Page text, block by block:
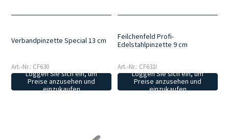
Verbandpinzette Special 13 cm
Art.-Nr.: CF630
Loggen Sie sich ein, um
Preise anzusehen und
einzukaufen
Feilchenfeld Profi-
Edelstahlpinzette 9 cm
Art.-Nr.: CF631I
Loggen Sie sich ein, um
Preise anzusehen und
einzukaufen